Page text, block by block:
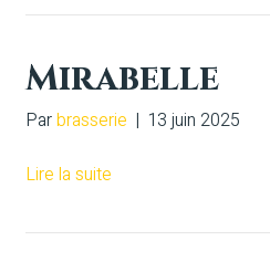
Mirabelle
Parbrasserie | 13 juin 2025
Lire la suite